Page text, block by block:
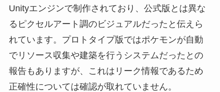
Unityエンジンで制作されており、公式版とは異な
るピクセルアート調のビジュアルだったと伝えら
れています。プロトタイプ版ではポケモンが自動
でリソース収集や建築を行うシステムだったとの
報告もありますが、これはリーク情報であるため
正確性については確認が取れていません。